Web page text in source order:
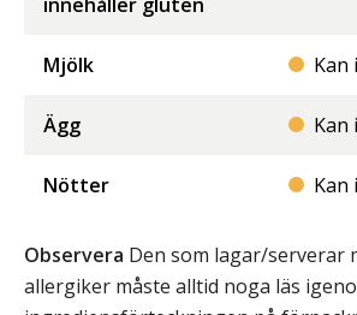
Mjölk Kan
Ägg Kan
Nötter Kan
Observera Den som lagar/serverar
allergiker måste alltid noga läs